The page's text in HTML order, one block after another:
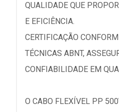
QUALIDADE QUE
E EFICIÊNCIA.
CERTIFICAÇÃO
TÉCNICAS ABNT,
CONFIABILIDADE EM
O CABO FLEXÍVEL PP